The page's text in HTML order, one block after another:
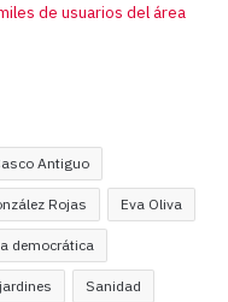
de usuarios del área
Antiguo
Rojas Eva Oliva
democrática
Sanidad